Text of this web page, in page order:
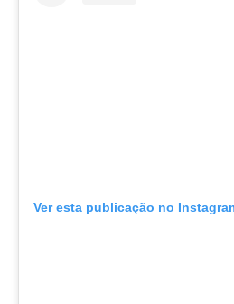
Ver esta publicação no